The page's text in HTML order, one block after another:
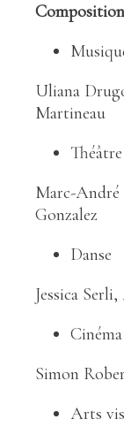
Uliana
Martineau
Théâtre
Marc-André
Gonzalez
Danse
Jessica
Cinéma
Simon
Arts